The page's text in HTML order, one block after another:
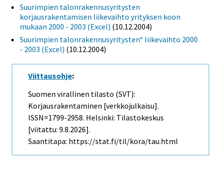
Suurimpien talonrakennusyritysten
korjausrakentamisen liikevaihto yrityksen koon
mukaan 2000 - 2003 (Excel) (10.12.2004)
Suurimpien talonrakennusyritysten* liikevaihto 2000
- 2003 (Excel) (10.12.2004)
Viittausohje:
Suomen virallinen tilasto (SVT):
Korjausrakentaminen [verkkojulkaisu].
ISSN=1799-2958. Helsinki: Tilastokeskus
[viitattu: 9.8.2026].
Saantitapa: https://stat.fi/til/kora/tau.html